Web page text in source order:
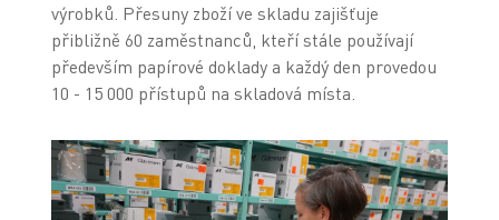
výrobků. Přesuny zboží ve skladu zajišťuje
přibližně 60 zaměstnanců, kteří stále používají
především papírové doklady a každý den provedou
10 - 15 000 přístupů na skladová místa.